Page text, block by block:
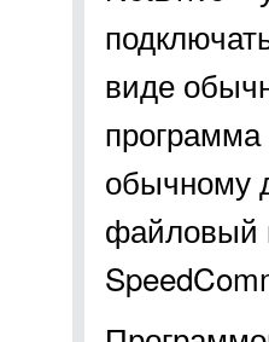
виде
программа
обычному
файловый